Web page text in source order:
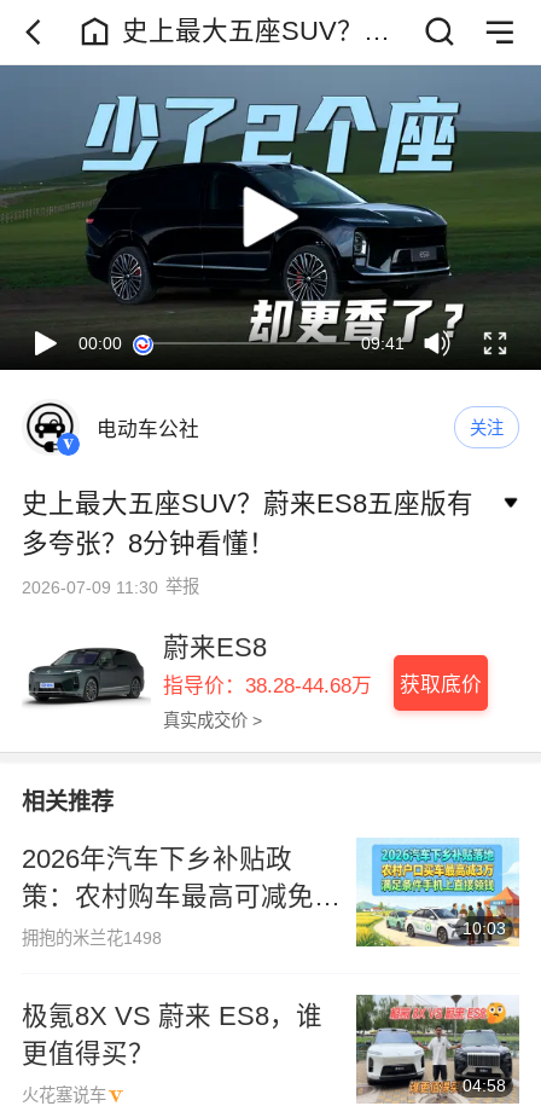
史上最大五座SUV？蔚
来ES8五座版有多夸张？
8分钟看懂！
00:00 09:41
电动车公社 关注
史上最大五座SUV？蔚来ES8五座版有
多夸张？8分钟看懂！
2026-07-09 11:30 举报
蔚来ES8
指导价：38.28-44.68万
真实成交价 >
获取底价
相关推荐
2026年汽车下乡补贴政
策：农村购车最高可减免3
万元，符合条件者可直接领
拥抱的米兰花1498
10:03
极氪8X VS 蔚来 ES8，谁
更值得买？
火花塞说车
04:58